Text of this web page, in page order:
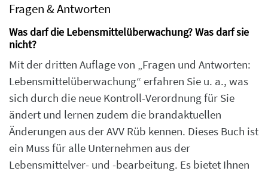
Fragen & Antworten
Was darf die Lebensmittelüberwachung? Was darf sie
nicht?
Mit der dritten Auflage von „Fragen und Antworten:
Lebensmittelüberwachung“ erfahren Sie u. a., was
sich durch die neue Kontroll-Verordnung für Sie
ändert und lernen zudem die brandaktuellen
Änderungen aus der AVV Rüb kennen. Dieses Buch ist
ein Muss für alle Unternehmen aus der
Lebensmittelver- und -bearbeitung. Es bietet Ihnen